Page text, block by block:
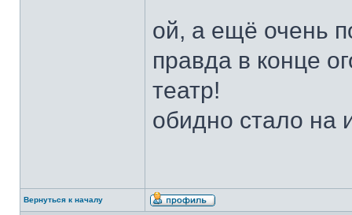
ой, а ещё очень
правда в конце
театр!
обидно стало на
Вернуться к началу